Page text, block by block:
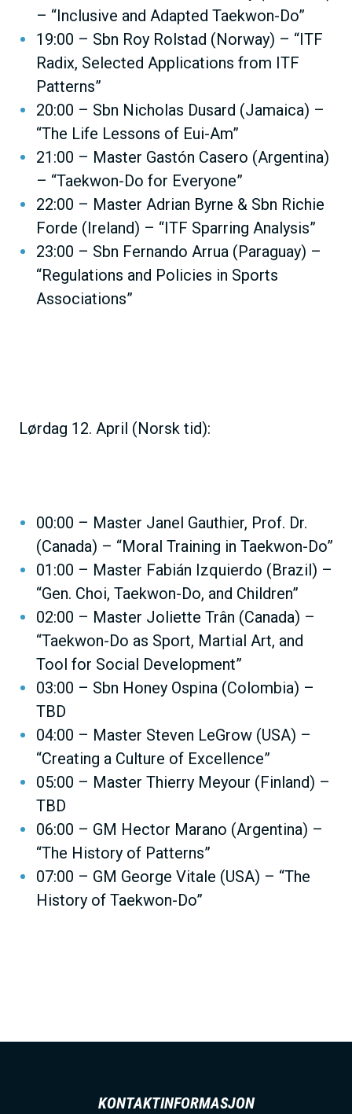
– “Inclusive and Adapted Taekwon-Do”
19:00 – Sbn Roy Rolstad (Norway) – “ITF
Radix, Selected Applications from ITF
Patterns”
20:00 – Sbn Nicholas Dusard (Jamaica) –
“The Life Lessons of Eui-Am”
21:00 – Master Gastón Casero (Argentina)
– “Taekwon-Do for Everyone”
22:00 – Master Adrian Byrne & Sbn Richie
Forde (Ireland) – “ITF Sparring Analysis”
23:00 – Sbn Fernando Arrua (Paraguay) –
“Regulations and Policies in Sports
Associations”
Lørdag 12. April (Norsk tid):
00:00 – Master Janel Gauthier, Prof. Dr.
(Canada) – “Moral Training in Taekwon-Do”
01:00 – Master Fabián Izquierdo (Brazil) –
“Gen. Choi, Taekwon-Do, and Children”
02:00 – Master Joliette Trân (Canada) –
“Taekwon-Do as Sport, Martial Art, and
Tool for Social Development”
03:00 – Sbn Honey Ospina (Colombia) –
TBD
04:00 – Master Steven LeGrow (USA) –
“Creating a Culture of Excellence”
05:00 – Master Thierry Meyour (Finland) –
TBD
06:00 – GM Hector Marano (Argentina) –
“The History of Patterns”
07:00 – GM George Vitale (USA) – “The
History of Taekwon-Do”
KONTAKTINFORMASJON